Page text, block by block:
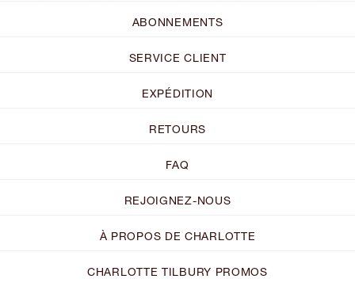
ABONNEMENTS
SERVICE CLIENT
EXPÉDITION
RETOURS
FAQ
REJOIGNEZ-NOUS
À PROPOS DE CHARLOTTE
CHARLOTTE TILBURY PROMOS